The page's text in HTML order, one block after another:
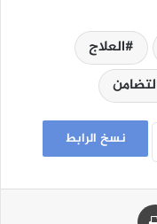
العلاج
نسخ الرابط